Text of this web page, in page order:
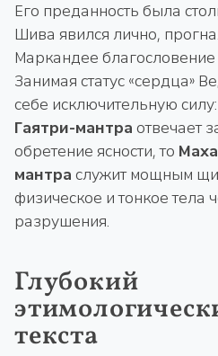
Его преданность была
Шива явился лично,
Маркандее благословение
Занимая статус «сердца»
себе исключительную силу:
Гаятри-мантра отвечает
обретение ясности, то
мантра служит мощным
физическое и тонкое тела
разрушения.
Глубокий
текста